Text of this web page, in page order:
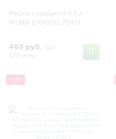
Миска с крышкой 0.5 л
(PYREX 178P000/7046)
469 руб. /шт
573 руб.
-18%